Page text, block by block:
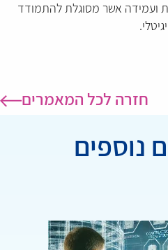
ועמידה אשר מסוגלת להתמודד
חזרה לכל המאמרים
נוספים